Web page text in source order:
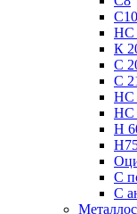
С10
НС
К
С
С
НС
НС
Н
С
С